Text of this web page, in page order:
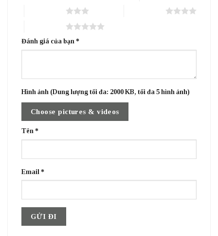
Đánh giá của bạn *
Hình ảnh (Dung lượng tối đa: 2000 KB, tối đa 5 hình ảnh)
Choose pictures & videos
Tên *
Email *